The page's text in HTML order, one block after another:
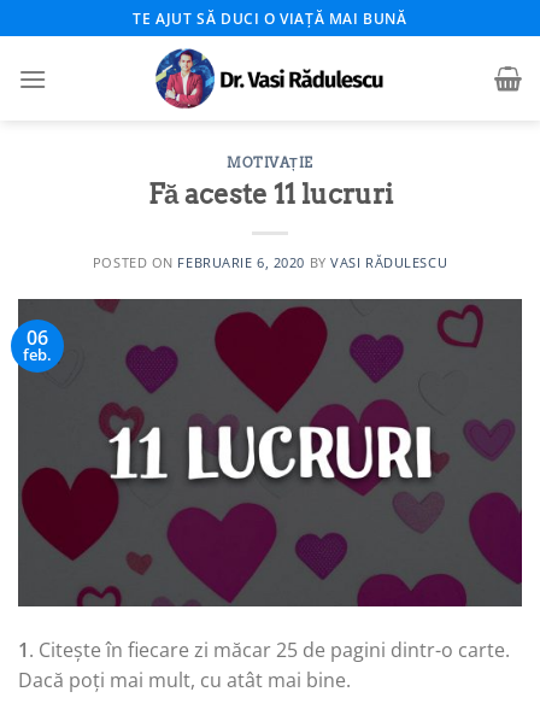
to
content
TE AJUT SĂ DUCI O VIAȚĂ MAI BUNĂ
MOTIVAȚIE
Fă aceste 11 lucruri
POSTED ON FEBRUARIE 6, 2020 BYVASI RĂDULESCU
06
feb.
1. Citește în fiecare zi măcar 25 de pagini dintr-o carte.
Dacă poți mai mult, cu atât mai bine.